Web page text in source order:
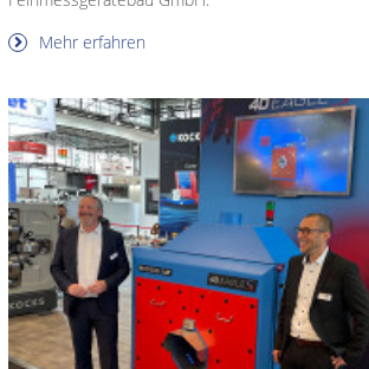
Mehr erfahren